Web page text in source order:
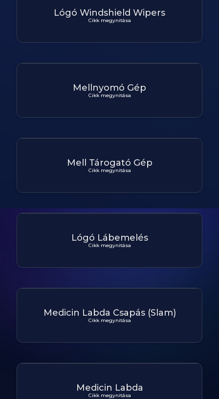
Lógó Windshield Wipers
Cikk megynitása
Mellnyomó Gép
Cikk megynitása
Mell Tárogató Gép
Cikk megynitása
Lógó Lábemelés
Cikk megynitása
Medicin Labda Csapás (Slam)
Cikk megynitása
Medicin Labda
Cikk megynitása